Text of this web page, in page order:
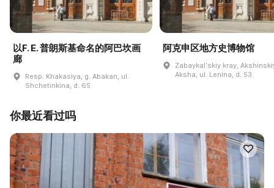
以F. E. 普朗斯基命名的阿巴坎画
廊
Resp. Khakasiya, g. Abakan, ul.
Shchetinkina, d. 65
阿克申区地方史博物馆
Zabaykalʹskiy kray,
Aksha, ul. Lenina, d. 53
你最近看过吗